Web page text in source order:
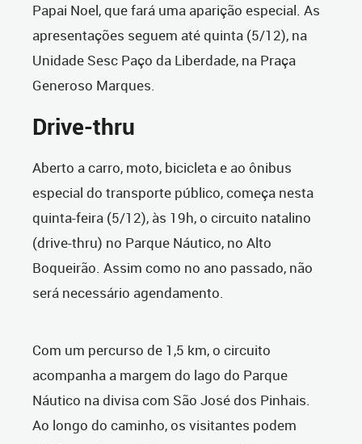
Papai Noel, que fará uma aparição especial. As
apresentações seguem até quinta (5/12), na
Unidade Sesc Paço da Liberdade, na Praça
Generoso Marques.
Drive-thru
Aberto a carro, moto, bicicleta e ao ônibus
especial do transporte público, começa nesta
quinta-feira (5/12), às 19h, o circuito natalino
(drive-thru) no Parque Náutico, no Alto
Boqueirão. Assim como no ano passado, não
será necessário agendamento.
Com um percurso de 1,5 km, o circuito
acompanha a margem do lago do Parque
Náutico na divisa com São José dos Pinhais.
Ao longo do caminho, os visitantes podem